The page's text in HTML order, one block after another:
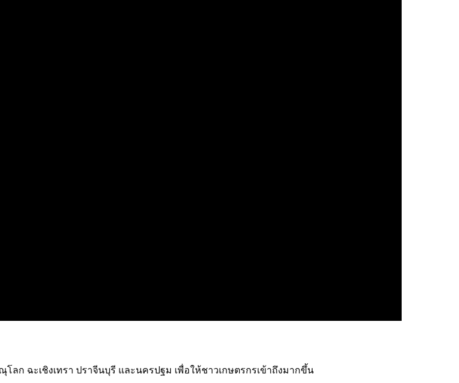
ก ฉะเชิงเทรา ปราจีนบุรี และนครปฐม เพื่อให้ชาวเกษตรกรเข้าถึงมากขึ้น